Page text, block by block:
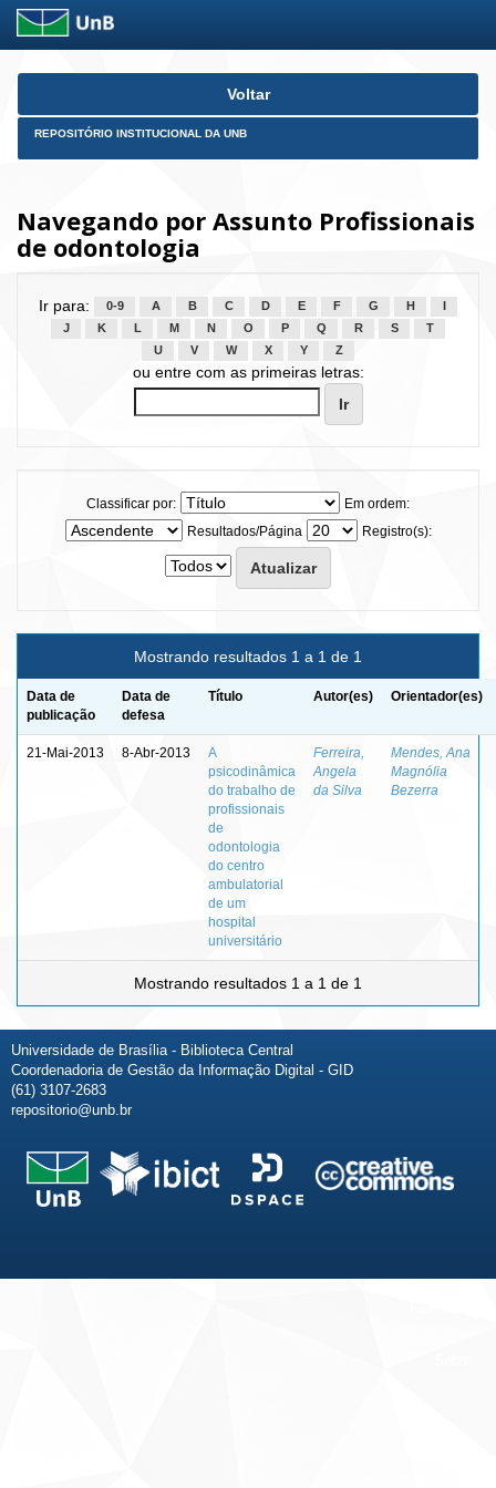
Skip
Voltar
REPOSITÓRIO INSTITUCIONAL DA UNB
Navegando por Assunto Profissionais
de odontologia
Ir para: 0-9 A B C D E F G H
J
K L M N O P Q R S
T
U
V W X Y Z
ou entre com as primeiras letras:
Classificar por:
Em ordem:
Resultados/Página
Registro(s):
Mostrando resultados 1 a 1 de 1
Data de
publicação
Data de
defesa
Título Autor(es) Orientador(es)
21-Mai-2013 8-Abr-2013
A
psicodinâmica
do trabalho de
profissionais
de
odontologia
do centro
ambulatorial
de um
hospital
universitário
Ferreira,
Angela
da Silva
Mendes, Ana
Magnólia
Bezerra
Mostrando resultados 1 a 1 de 1
Universidade de Brasília - Biblioteca Central
Coordenadoria de Gestão da Informação Digital - GID
(61) 3107-2683
repositorio@unb.br